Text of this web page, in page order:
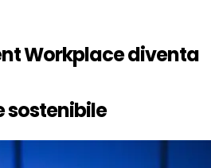
Workplace diventa
sostenibile